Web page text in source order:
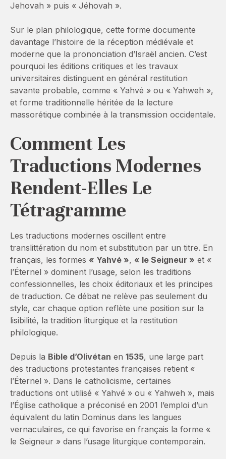
Jehovah » puis « Jéhovah ».
Sur le plan philologique, cette forme documente
davantage l’histoire de la réception médiévale et
moderne que la prononciation d’Israël ancien. C’est
pourquoi les éditions critiques et les travaux
universitaires distinguent en général restitution
savante probable, comme « Yahvé » ou « Yahweh »,
et forme traditionnelle héritée de la lecture
massorétique combinée à la transmission occidentale.
Comment Les
Traductions Modernes
Rendent-Elles Le
Tétragramme
Les traductions modernes oscillent entre
translittération du nom et substitution par un titre. En
français, les formes « Yahvé », « le Seigneur » et «
l’Éternel » dominent l’usage, selon les traditions
confessionnelles, les choix éditoriaux et les principes
de traduction. Ce débat ne relève pas seulement du
style, car chaque option reflète une position sur la
lisibilité, la tradition liturgique et la restitution
philologique.
Depuis la Bible d’Olivétan en 1535, une large part
des traductions protestantes françaises retient «
l’Éternel ». Dans le catholicisme, certaines
traductions ont utilisé « Yahvé » ou « Yahweh », mais
l’Église catholique a préconisé en 2001 l’emploi d’un
équivalent du latin Dominus dans les langues
vernaculaires, ce qui favorise en français la forme «
le Seigneur » dans l’usage liturgique contemporain.